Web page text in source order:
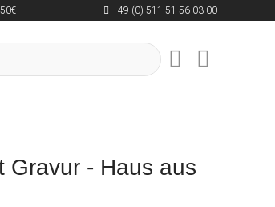
+49 (0) 511 51 56 03 00
Gravur - Haus aus